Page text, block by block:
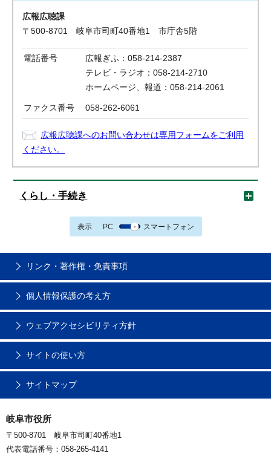
広報広聴課
〒500-8701 岐阜市司町40番地1 市庁舎5階
電話番号
広報ぎふ：058-214-2387
テレビ・ラジオ：058-214-2710
ホームページ、報道：058-214-2061
ファクス番号 058-262-6061
広報広聴課へのお問い合わせは専用フォームをご利用
ください。
くらし・手続き
表示 PC スマートフォン
リンク・著作権・免責事項
個人情報保護の考え方
ウェブアクセシビリティ方針
サイトの使い方
サイトマップ
岐阜市役所
〒500-8701 岐阜市司町40番地1
代表電話番号：058-265-4141